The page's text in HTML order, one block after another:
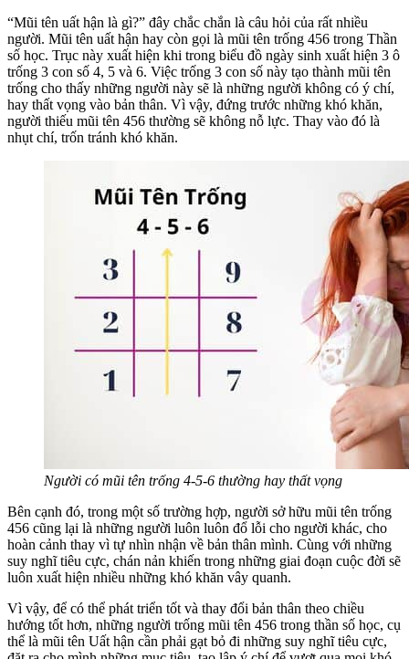
“Mũi tên uất hận là gì?” đây chắc chắn là câu hỏi của rất nhiều
người. Mũi tên uất hận hay còn gọi là mũi tên trống 456 trong Thần
số học. Trục này xuất hiện khi trong biểu đồ ngày sinh xuất hiện 3 ô
trống 3 con số 4, 5 và 6. Việc trống 3 con số này tạo thành mũi tên
trống cho thấy những người này sẽ là những người không có ý chí,
hay thất vọng vào bản thân. Vì vậy, đứng trước những khó khăn,
người thiếu mũi tên 456 thường sẽ không nỗ lực. Thay vào đó là
nhụt chí, trốn tránh khó khăn.
Người có mũi tên trống 4-5-6 thường hay thất vọng
Bên cạnh đó, trong một số trường hợp, người sở hữu mũi tên trống
456 cũng lại là những người luôn luôn đổ lỗi cho người khác, cho
hoàn cảnh thay vì tự nhìn nhận về bản thân mình. Cùng với những
suy nghĩ tiêu cực, chán nản khiến trong những giai đoạn cuộc đời sẽ
luôn xuất hiện nhiều những khó khăn vây quanh.
Vì vậy, để có thể phát triển tốt và thay đổi bản thân theo chiều
hướng tốt hơn, những người trống mũi tên 456 trong thần số học, cụ
thể là mũi tên Uất hận cần phải gạt bỏ đi những suy nghĩ tiêu cực,